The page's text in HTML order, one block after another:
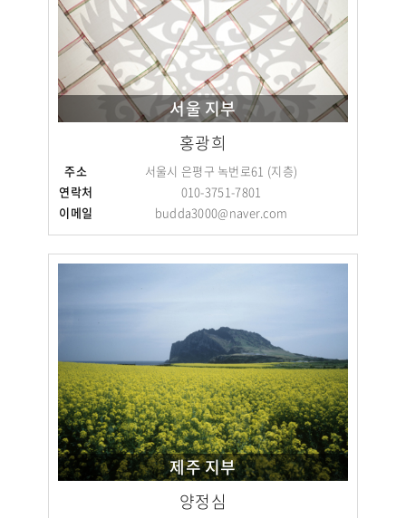
서울 지부
홍광희
주소
서울시 은평구 녹번로61 (지층)
연락처
010-3751-7801
이메일
budda3000@naver.com
제주 지부
양정심